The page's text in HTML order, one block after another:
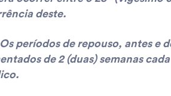
deste.
períodos de repouso, antes e
de 2 (duas) semanas